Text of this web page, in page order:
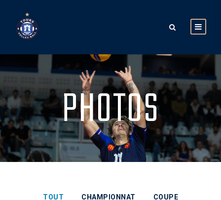
PHOTOS
TOUT CHAMPIONNAT
COUPE